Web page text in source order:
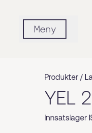
Meny
Produkter /
YEL
Innsatslager